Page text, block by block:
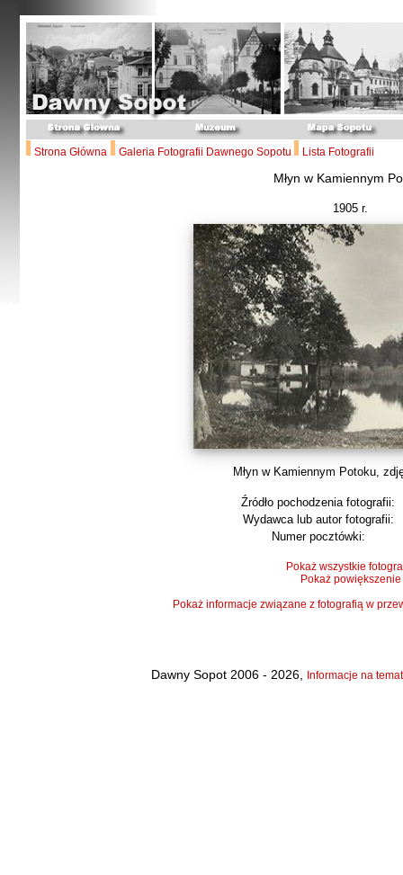
Strona Główna Galeria Fotografii Dawnego Sopotu Lista Fotografii
Młyn w Kamiennym
1905 r.
Młyn w Kamiennym Potoku,
Źródło pochodzenia fotografii:
Wydawca lub autor fotografii:
Numer pocztówki:
Pokaż wszystkie
Pokaż powiększenie
Pokaż informacje związane z fotografią w
Dawny Sopot 2006 - 2026, Informacje na